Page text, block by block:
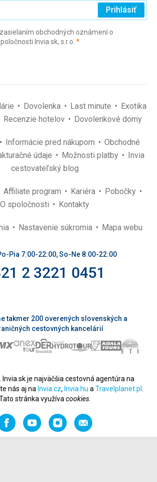
Prihlásiť
obchodných oznámení o
Invia.sk, s.r.o. *(povinné)
Dovolenka Last minute
Exotika
Recenzie hotelov Dovolenkové domy
Informácie pred nákupom
Obchodné
údaje Možnosti platby
Invia
cestovateľský blog
Affiliate program Kariéra
Pobočky
O spoločnosti
Kontakty
Nastavenie súkromia Mapa webu
Pia 7:00-22:00, So-Ne 8:00-22:00
2 3221 0451
takmer 200 overených slovenských a
cestovných kancelárií
je najväčšia cestovná agentúra na
nás aj na Invia.cz, Invia.hu a Travelplanet.pl
stránka využíva cookies.
FacebookYouTubeInstagramOdporučiť